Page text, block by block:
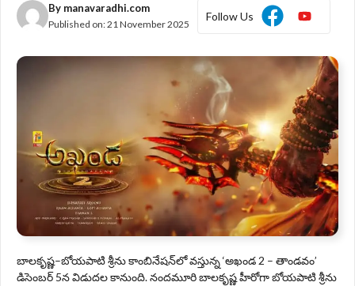
By manavaradhi.com
Published on:21 November 2025
Follow Us
బాలకృష్ణ–బోయపాటి శ్రీను కాంబినేషన్‌లో వస్తున్న ‘అఖండ 2 – తాండవం’
డిసెంబర్ 5న విడుదల కానుంది. నందమూరి బాలకృష్ణ హీరోగా బోయపాటి శ్రీను